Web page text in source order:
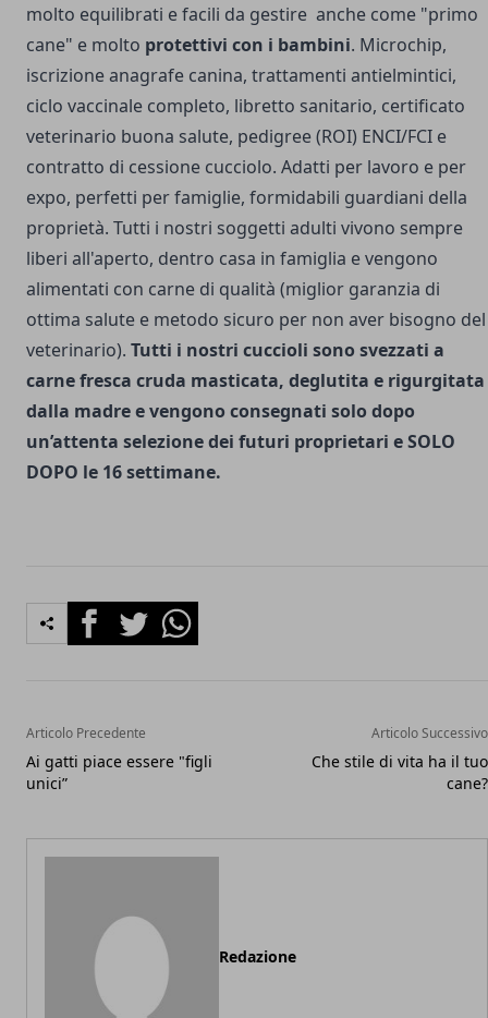
molto equilibrati e facili da gestire anche come "primo
cane" e molto protettivi con i bambini. Microchip,
iscrizione anagrafe canina, trattamenti antielmintici,
ciclo vaccinale completo, libretto sanitario, certificato
veterinario buona salute, pedigree (ROI) ENCI/FCI e
contratto di cessione cucciolo. Adatti per lavoro e per
expo, perfetti per famiglie, formidabili guardiani della
proprietà. Tutti i nostri soggetti adulti vivono sempre
liberi all'aperto, dentro casa in famiglia e vengono
alimentati con carne di qualità (miglior garanzia di
ottima salute e metodo sicuro per non aver bisogno del
veterinario). Tutti i nostri cuccioli sono svezzati a
carne fresca cruda masticata, deglutita e rigurgitata
dalla madre e vengono consegnati solo dopo
un’attenta selezione dei futuri proprietari e SOLO
DOPO le 16 settimane.
FacebookTwitterWhatsapp
Articolo Precedente
Ai gatti piace essere "figli
unici”
Articolo Successivo
Che stile di vita ha il tuo
cane?
Redazione